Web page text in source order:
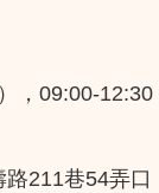
，09:00-12:30
211巷54弄口